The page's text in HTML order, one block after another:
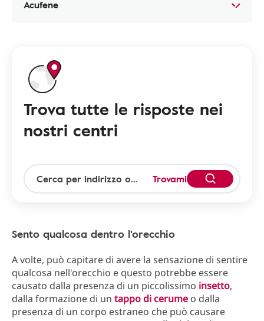
Acufene
Trova tutte le risposte nei
nostri centri
Trovami
Sento qualcosa dentro l'orecchio
A volte, può capitare di avere la sensazione di sentire
qualcosa nell'orecchio e questo potrebbe essere
causato dalla presenza di un piccolissimo insetto,
dalla formazione di un tappo di cerume o dalla
presenza di un corpo estraneo che può causare